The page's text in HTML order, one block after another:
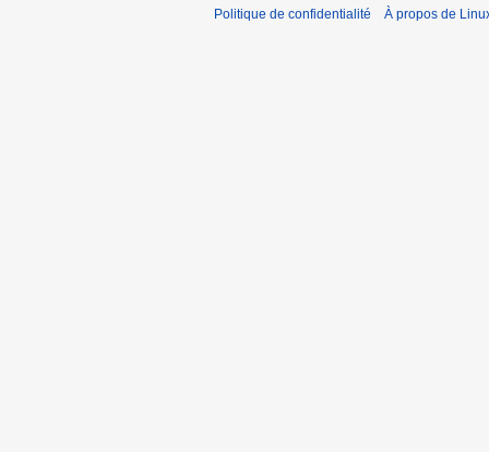
Politique de confidentialité À propos de